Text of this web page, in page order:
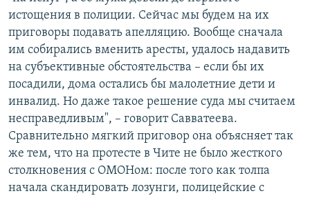
истощения в полиции. Сейчас мы будем на их
приговоры подавать апелляцию. Вообще сначала
им собирались вменить аресты, удалось надавить
на субъективные обстоятельства – если бы их
посадили, дома остались бы малолетние дети и
инвалид. Но даже такое решение суда мы считаем
несправедливым", – говорит Савватеева.
Сравнительно мягкий приговор она объясняет так
же тем, что на протесте в Чите не было жесткого
столкновения с ОМОНом: после того как толпа
начала скандировать лозунги, полицейские с